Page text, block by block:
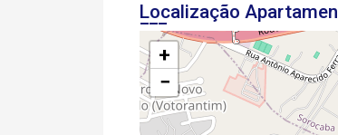
Localização
+
−